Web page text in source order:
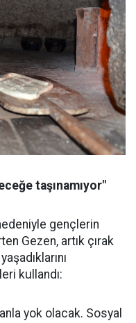
taşınamıyor"
gençlerin
Gezen, artık çırak
kullandı:
yok olacak. Sosyal